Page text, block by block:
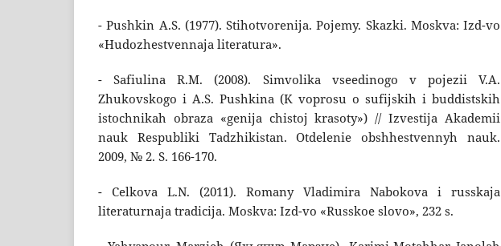
- Pushkin A.S. (1977). Stihotvorenija. Pojemy. Skazki. Moskva: Izd-vo
«Hudozhestvennaja literatura».
- Safiulina R.M. (2008). Simvolika vseedinogo v pojezii V.A.
Zhukovskogo i A.S. Pushkina (K voprosu o sufijskih i buddistskih
istochnikah obraza «genija chistoj krasoty») // Izvestija Akademii
nauk Respubliki Tadzhikistan. Otdelenie obshhestvennyh nauk.
2009, № 2. S. 166-170.
- Celkova L.N. (2011). Romany Vladimira Nabokova i russkaja
literaturnaja tradicija. Moskva: Izd-vo «Russkoe slovo», 232 s.